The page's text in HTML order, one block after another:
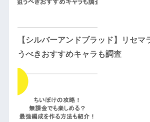
【シルバーアンドブラッド】リセマ
うべきおすすめキャラも調査